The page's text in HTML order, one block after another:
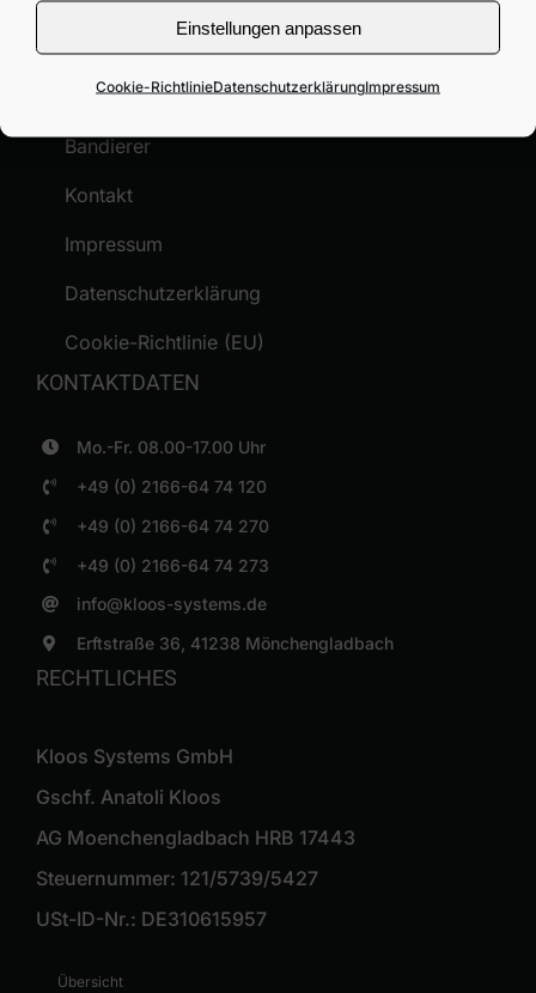
Einstellungen anpassen
Cookie-RichtlinieDatenschutzerklärungImpressum
Übersicht
Leistungen
Bandierer
Kontakt
Impressum
Datenschutzerklärung
Cookie-Richtlinie (EU)
KONTAKTDATEN
Mo.-Fr. 08.00-17.00 Uhr
+49 (0) 2166-64 74 120
+49 (0) 2166-64 74 270
+49 (0) 2166-64 74 273
info@kloos-systems.de
Erftstraße 36, 41238 Mönchengladbach
RECHTLICHES
Kloos Systems GmbH
Gschf. Anatoli Kloos
AG Moenchengladbach HRB 17443
Steuernummer: 121/5739/5427
USt-ID-Nr.: DE310615957
Übersicht